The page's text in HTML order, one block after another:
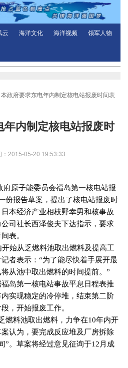
云 海洋文化 海洋视频 领军人物
本政府要求东电年内制定核电站报废时间表
年内制定核电站报废时
2015-05-20 19:53:33
原子能委员会福岛第一核电站报
份报告草案，提出了核电站报废时
本经济产业相枝野幸男和核事故
司社长西泽俊夫下达指示，要求
表。
开始从乏燃料池取出燃料及提高工
者表示：“为了能尽快着手展开最
从池中取出燃料的时间提前。”
岛第一核电站事故平息日程表推
实现稳定的冷停堆，结束第二阶
，开始报废工作。
燃料池取出燃料，力争在10年内开
认为，要完成反应堆及厂房拆除
”。草案将经过意见征询于12月成